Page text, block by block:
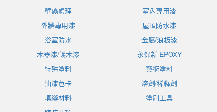
壁癌處理
室內專用漆
外牆專用漆
屋頂防水漆
浴室防水
金屬/浪板漆
木器漆/護木漆
永保新 EPOXY
特殊塗料
藝術塗料
油漆色卡
溶劑/稀釋劑
填縫材料
塗刷工具